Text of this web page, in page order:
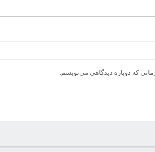
که دوباره دیدگاهی می‌نویسم.